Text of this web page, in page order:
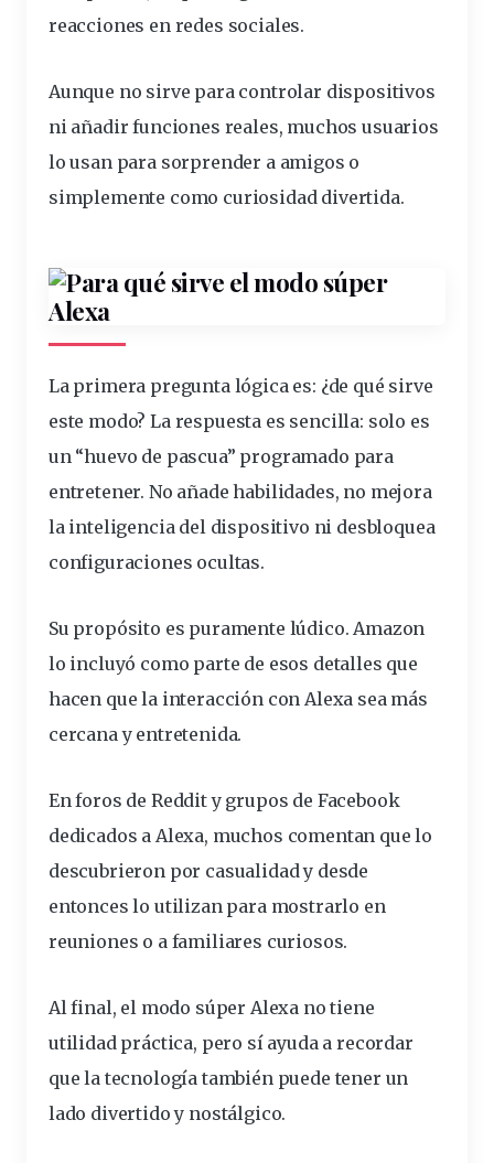
reacciones en redes sociales.
Aunque no sirve para controlar dispositivos
ni añadir funciones reales, muchos usuarios
lo usan para sorprender a amigos o
simplemente como curiosidad divertida.
La primera pregunta lógica es: ¿de qué sirve
este modo? La respuesta es sencilla: solo es
un “huevo de pascua” programado para
entretener. No añade habilidades, no mejora
la inteligencia del dispositivo ni desbloquea
configuraciones ocultas.
Su propósito es puramente lúdico. Amazon
lo incluyó como parte de esos detalles que
hacen que la interacción con Alexa sea más
cercana y entretenida.
En foros de Reddit y grupos de Facebook
dedicados a Alexa, muchos comentan que lo
descubrieron por casualidad y desde
entonces lo utilizan para mostrarlo en
reuniones o a familiares curiosos.
Al final, el modo súper Alexa no tiene
utilidad práctica, pero sí ayuda a recordar
que la tecnología también puede tener un
lado divertido y nostálgico.